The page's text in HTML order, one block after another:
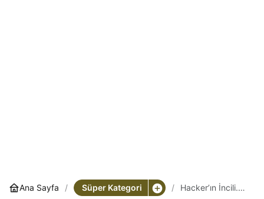
Ana Sayfa Süper Kategori
Hacker’ın İncili.